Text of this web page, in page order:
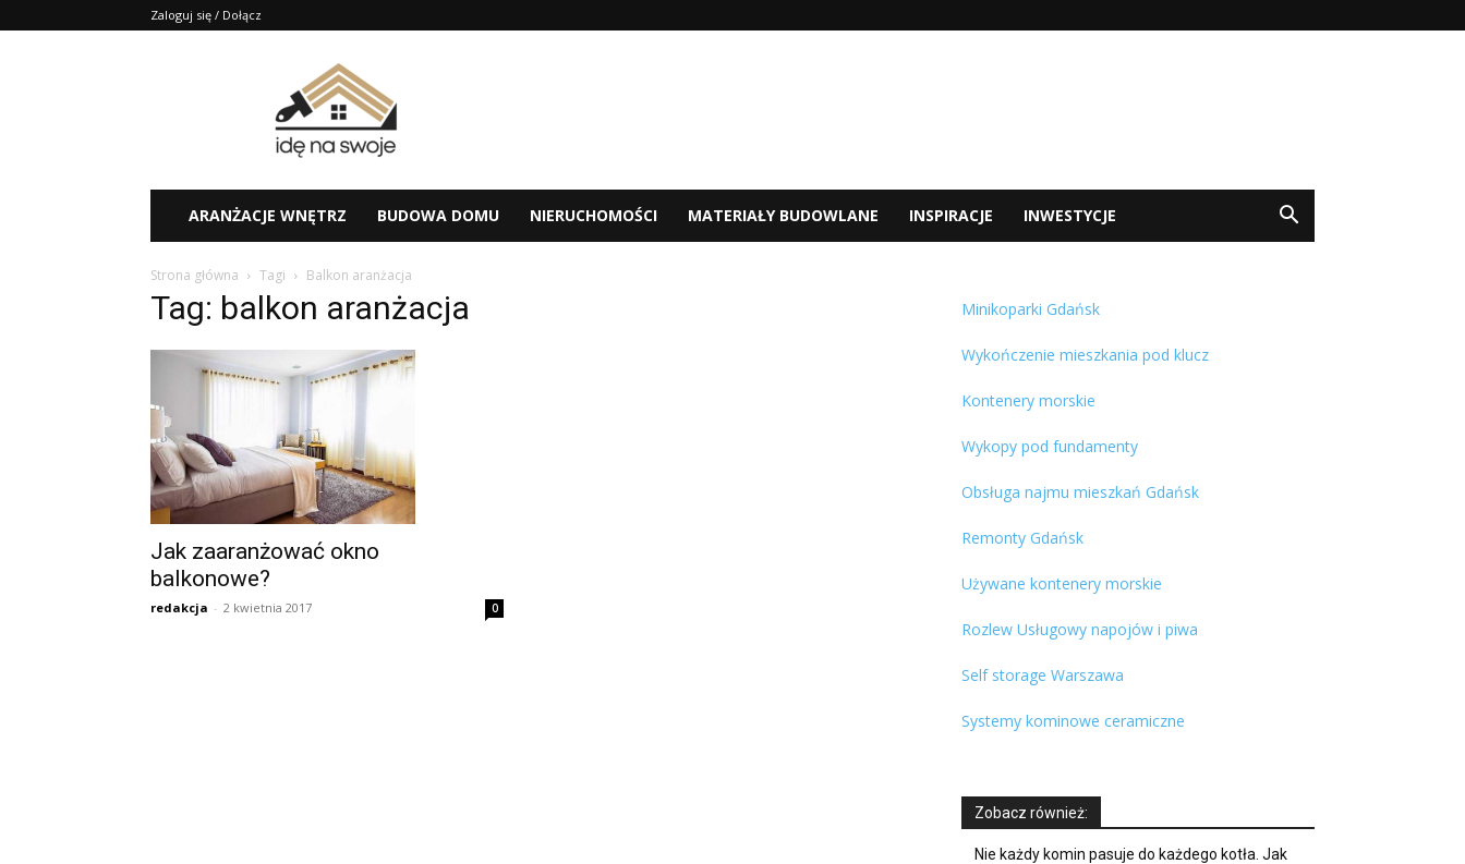
Zaloguj się / Dołącz
aranżacje
ARANŻACJE WNĘTRZ
BUDOWA DOMU NIERUCHOMOŚCI MATERIAŁY BUDOWLANE INSPIRACJE INWESTYCJE
Strona główna Tagi Balkon aranżacja
Tag: balkon aranżacja
Jak zaaranżować okno
balkonowe?
redakcja - 2 kwietnia 2017 0
Minikoparki Gdańsk
Wykończenie mieszkania pod klucz
Kontenery morskie
Wykopy pod fundamenty
Obsługa najmu mieszkań Gdańsk
Remonty Gdańsk
Używane kontenery morskie
Rozlew Usługowy napojów i piwa
Self storage Warszawa
Systemy kominowe ceramiczne
Zobacz również:
Nie każdy komin pasuje do każdego kotła. Jak